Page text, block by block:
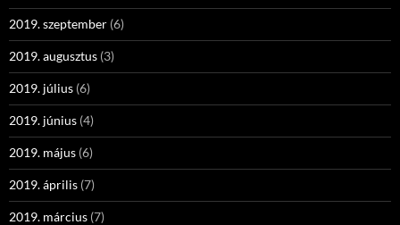
2019. szeptember (6)
2019. augusztus (3)
2019. július (6)
2019. június (4)
2019. május (6)
2019. április (7)
2019. március (7)